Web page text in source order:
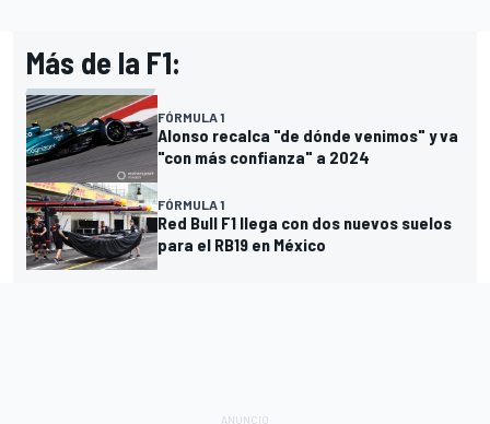
Más de la F1:
FÓRMULA 1
Alonso recalca "de dónde venimos" y va
"con más confianza" a 2024
FÓRMULA 1
Red Bull F1 llega con dos nuevos suelos
para el RB19 en México